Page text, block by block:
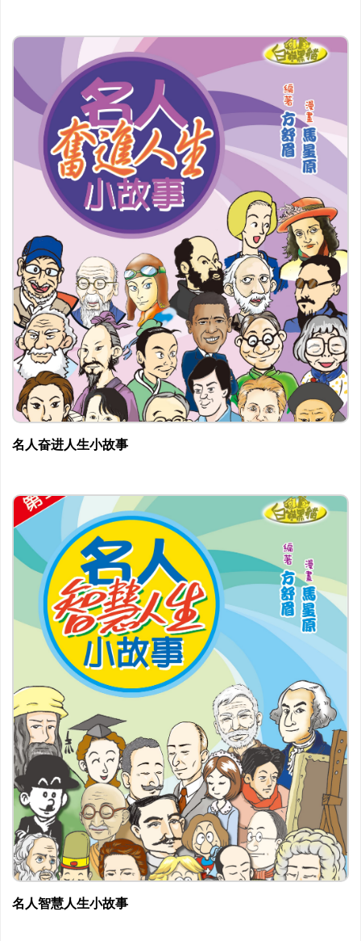
名人奋进人生小故事
名人智慧人生小故事